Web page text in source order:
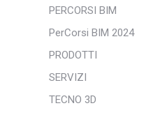
PERCORSI BIM
PerCorsi BIM 2024
PRODOTTI
SERVIZI
TECNO 3D